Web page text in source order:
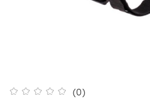
(0)